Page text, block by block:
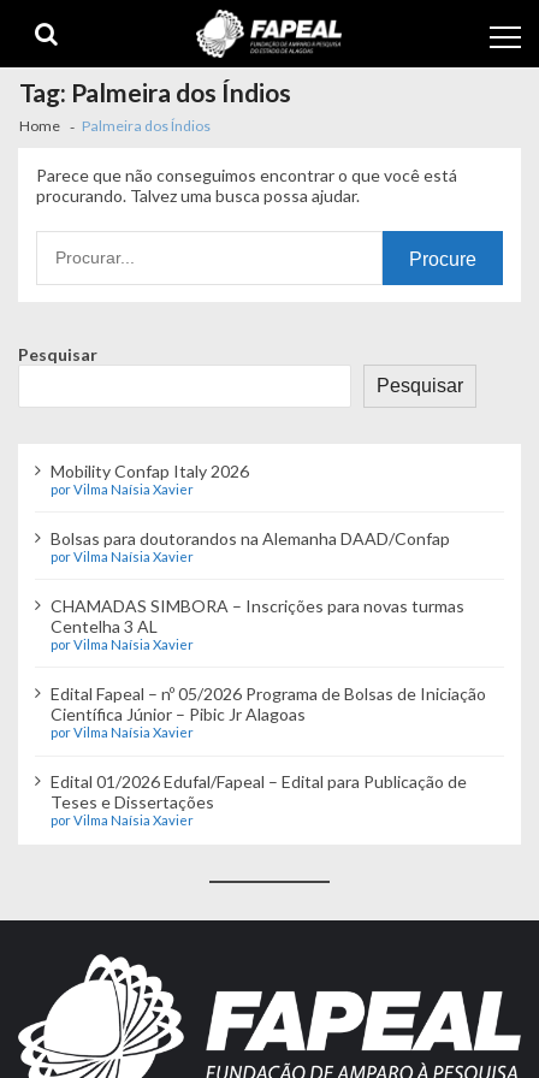
navigation
content
Tag: Palmeira dos Índios
Home Palmeira dos Índios
Parece que não conseguimos encontrar o que você está
procurando. Talvez uma busca possa ajudar.
por:
Pesquisar
Pesquisar
Mobility Confap Italy 2026
por Vilma Naísia Xavier
Bolsas para doutorandos na Alemanha DAAD/Confap
por Vilma Naísia Xavier
CHAMADAS SIMBORA – Inscrições para novas turmas
Centelha 3 AL
por Vilma Naísia Xavier
Edital Fapeal – nº 05/2026 Programa de Bolsas de Iniciação
Científica Júnior – Pibic Jr Alagoas
por Vilma Naísia Xavier
Edital 01/2026 Edufal/Fapeal – Edital para Publicação de
Teses e Dissertações
por Vilma Naísia Xavier